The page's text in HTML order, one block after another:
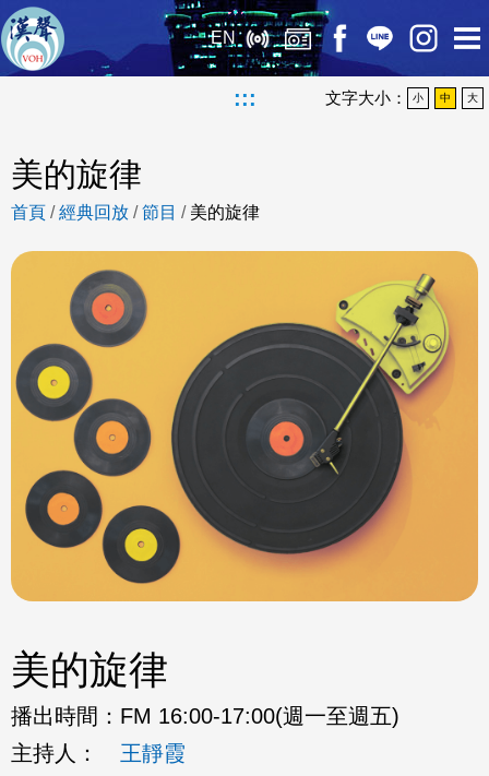
EN
::: 文字大小： 小 中 大
美的旋律
首頁 /經典回放 /節目 / 美的旋律
美的旋律
播出時間： FM 16:00-17:00(週一至週五)
主持人：
王靜霞